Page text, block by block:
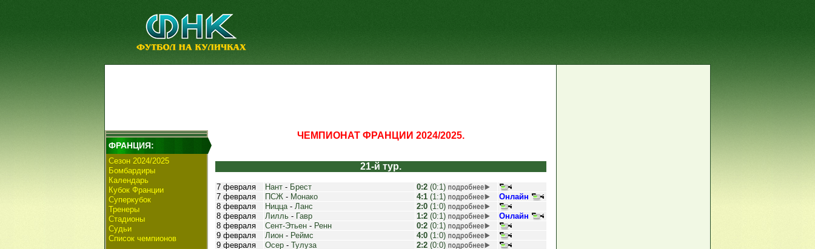
ФРАНЦИЯ:
Сезон 2024/2025
Бомбардиры
Календарь
Кубок Франции
Суперкубок
Тренеры
Стадионы
Судьи
Список чемпионов
ЧЕМПИОНАТ ФРАНЦИИ 2024/2025.
21-й тур.
7 февраля Нант - Брест 0:2 (0:1)
7 февраля
ПСЖ - Монако 4:1 (1:1)
Онлайн
8 февраля
Ницца- Ланс 2:0 (1:0)
8 февраля
Лилль - Гавр 1:2 (0:1)
Онлайн
8 февраля
Сент-Этьен - Ренн 0:2 (0:1)
9 февраля
Лион - Реймс 4:0 (1:0)
9 февраля
Осер - Тулуза 2:2 (0:0)